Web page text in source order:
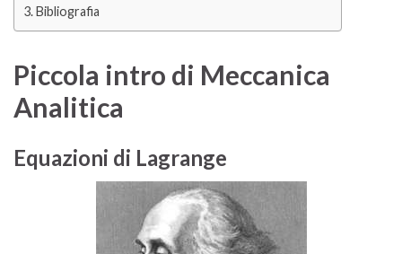
Bibliografia
Piccola intro di Meccanica
Analitica
Equazioni di Lagrange